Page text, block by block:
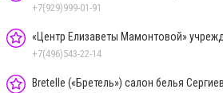
+7(929)999-01-91
«Центр Елизаветы Мамонтовой»
+7(496)543-22-14
Bretelle («Бретель») салон белья